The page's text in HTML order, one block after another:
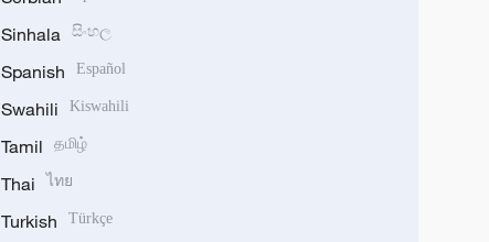
Sinhala සිංහල
Spanish Español
Swahili Kiswahili
Tamil தமிழ்
Thai ไทย
Turkish Türkçe